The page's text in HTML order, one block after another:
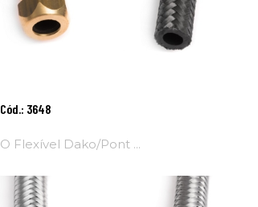
Cód.: 3648
O Flexível Dako/Pont ...
Adicionar
Ao